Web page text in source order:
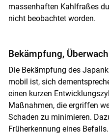
massenhaften Kahlfraßes
nicht beobachtet worden.
Bekämpfung,
Die Bekämpfung des
mobil ist, sich
einen kurzen
Maßnahmen, die ergriffen
Schaden zu minimieren.
Früherkennung eines